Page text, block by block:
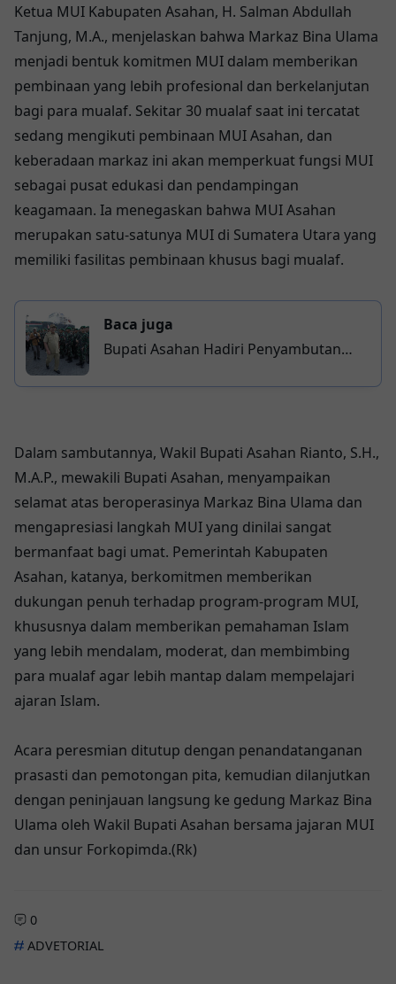
Ketua MUI Kabupaten Asahan, H. Salman Abdullah
Tanjung, M.A., menjelaskan bahwa Markaz Bina Ulama
menjadi bentuk komitmen MUI dalam memberikan
pembinaan yang lebih profesional dan berkelanjutan
bagi para mualaf. Sekitar 30 mualaf saat ini tercatat
sedang mengikuti pembinaan MUI Asahan, dan
keberadaan markaz ini akan memperkuat fungsi MUI
sebagai pusat edukasi dan pendampingan
keagamaan. Ia menegaskan bahwa MUI Asahan
merupakan satu-satunya MUI di Sumatera Utara yang
memiliki fasilitas pembinaan khusus bagi mualaf.
Baca juga
Bupati Asahan Hadiri Penyambutan
Dalam sambutannya, Wakil Bupati Asahan Rianto, S.H.,
M.A.P., mewakili Bupati Asahan, menyampaikan
selamat atas beroperasinya Markaz Bina Ulama dan
mengapresiasi langkah MUI yang dinilai sangat
bermanfaat bagi umat. Pemerintah Kabupaten
Asahan, katanya, berkomitmen memberikan
dukungan penuh terhadap program-program MUI,
khususnya dalam memberikan pemahaman Islam
yang lebih mendalam, moderat, dan membimbing
para mualaf agar lebih mantap dalam mempelajari
ajaran Islam.
Acara peresmian ditutup dengan penandatanganan
prasasti dan pemotongan pita, kemudian dilanjutkan
dengan peninjauan langsung ke gedung Markaz Bina
Ulama oleh Wakil Bupati Asahan bersama jajaran MUI
dan unsur Forkopimda.(Rk)
0
ADVETORIAL